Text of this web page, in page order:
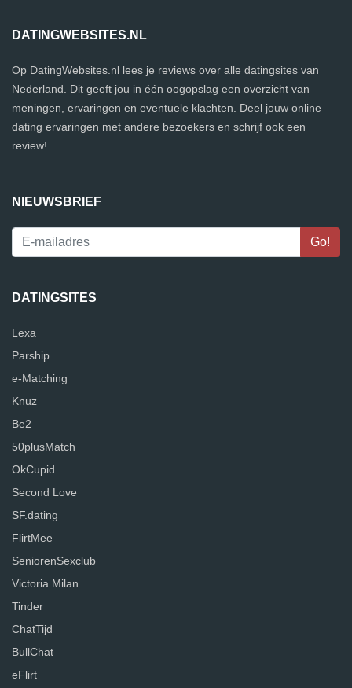
DATINGWEBSITES.NL
Op DatingWebsites.nl lees je reviews over alle datingsites van
Nederland. Dit geeft jou in één oogopslag een overzicht van
meningen, ervaringen en eventuele klachten. Deel jouw online
dating ervaringen met andere bezoekers en schrijf ook een
review!
NIEUWSBRIEF
DATINGSITES
Lexa
Parship
e-Matching
Knuz
Be2
50plusMatch
OkCupid
Second Love
SF.dating
FlirtMee
SeniorenSexclub
Victoria Milan
Tinder
ChatTijd
BullChat
eFlirt